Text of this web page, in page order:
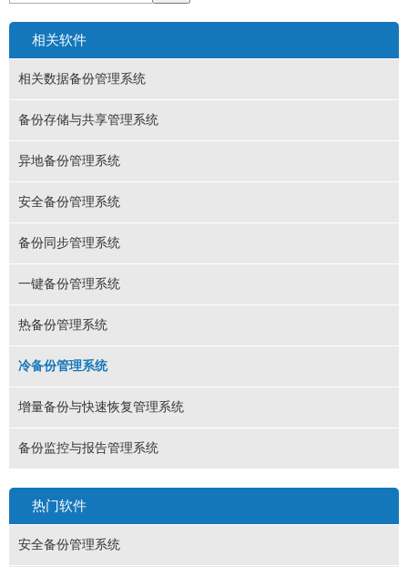
相关软件
相关数据备份管理系统
备份存储与共享管理系统
异地备份管理系统
安全备份管理系统
备份同步管理系统
一键备份管理系统
热备份管理系统
冷备份管理系统
增量备份与快速恢复管理系统
备份监控与报告管理系统
热门软件
安全备份管理系统